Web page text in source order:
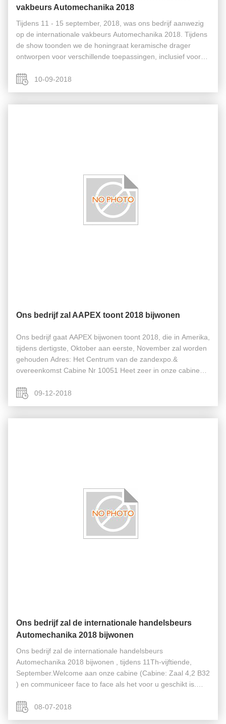
vakbeurs Automechanika 2018
Tijdens 11 - 15 september, 2018, was ons bedrijf aanwezig
op de internationale vakbeurs Automechanika 2018. Tijdens
de show toonden we de honingraat keramische drager
ontworpen voor verschillende toepassingen, inclusief voor
uitlaatgaszuivering van ...
10-09-2018
Ons bedrijf zal AAPEX toont 2018 bijwonen
Ons bedrijf gaat AAPEX bijwonen toont 2018, die in Amerika,
tijdens dertigste, Oktober aan eerste, November zal worden
gehouden Adres: Het Centrum van de zandexpo.&
overeenkomst Cabine Nr 10051 Heet zeer in onze cabine
is.
09-12-2018
Ons bedrijf zal de internationale handelsbeurs
Automechanika 2018 bijwonen
Ons bedrijf zal de internationale handelsbeurs
Automechanika 2018 bijwonen , tijdens 11Th-vijftiende,
September.Welcome aan onze cabine (Cabine: Zaal 4,2 B32
) en communiceer face to face als het voor u geschikt is.
08-07-2018